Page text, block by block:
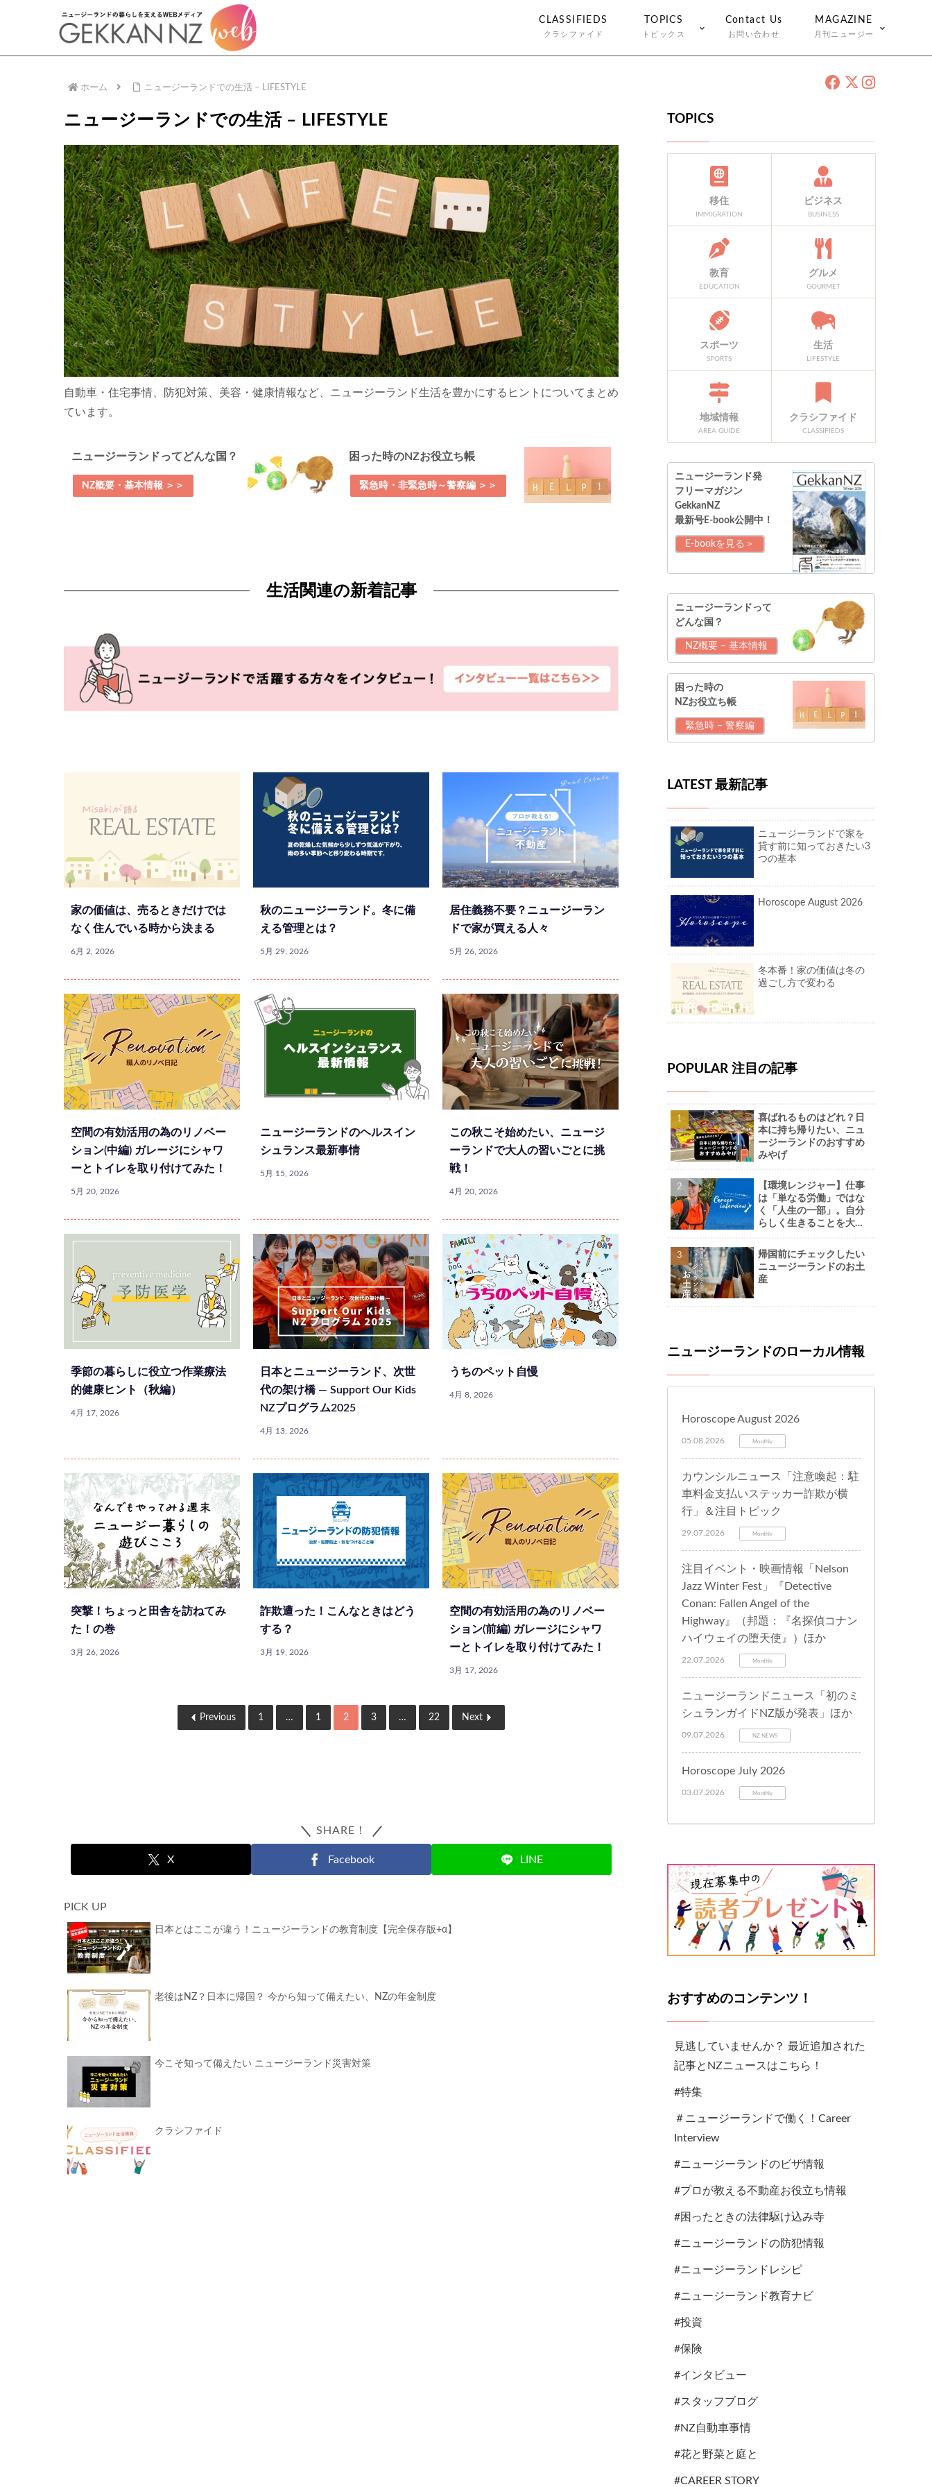
CLASSIFIEDS
クラシファイド
TOPICS
トピックス
Contact Us
お問い合わせ
MAGAZINE
月刊ニュージー
ホーム ニュージーランドでの生活 – LIFESTYLE
ニュージーランドでの生活 – LIFESTYLE
自動車・住宅事情、防犯対策、美容・健康情報など、ニュージーランド生活を豊かにするヒントについてまとめ
ています。
ニュージーランドってどんな国？
NZ概要・基本情報 ＞＞
困った時のNZお役立ち帳
緊急時・非緊急時～警察編 ＞＞
生活関連の新着記事
家の価値は、売るときだけでは
なく住んでいる時から決まる
6月 2, 2026
秋のニュージーランド。冬に備
える管理とは？
5月 29, 2026
居住義務不要？ニュージーラン
ドで家が買える人々
5月 26, 2026
空間の有効活用の為のリノベー
ション(中編) ガレージにシャワ
ーとトイレを取り付けてみた！
5月 20, 2026
ニュージーランドのヘルスイン
シュランス最新事情
5月 15, 2026
この秋こそ始めたい、ニュージ
ーランドで大人の習いごとに挑
戦！
4月 20, 2026
季節の暮らしに役立つ作業療法
的健康ヒント（秋編）
4月 17, 2026
日本とニュージーランド、次世
代の架け橋 — Support Our Kids
NZプログラム2025
4月 13, 2026
うちのペット自慢
4月 8, 2026
突撃！ちょっと田舎を訪ねてみ
た！の巻
3月 26, 2026
詐欺遭った！こんなときはどう
する？
3月 19, 2026
空間の有効活用の為のリノベー
ション(前編) ガレージにシャワ
ーとトイレを取り付けてみた！
3月 17, 2026
Previous 1 … 1 2 3 … 22 Next
SHARE！
X Facebook LINE
PICK UP
日本とはここが違う！ニュージーランドの教育制度【完全保存版+α】
老後はNZ？日本に帰国？ 今から知って備えたい、NZの年金制度
今こそ知って備えたい ニュージーランド災害対策
クラシファイド
TOPICS
移住
IMMIGRATION
ビジネス
BUSINESS
教育
EDUCATION
グルメ
GOURMET
スポーツ
SPORTS
生活
LIFESTYLE
地域情報
AREA GUIDE
クラシファイド
CLASSIFIEDS
ニュージーランド発
フリーマガジン
GekkanNZ
最新号E-book公開中！
E-bookを見る＞
ニュージーランドって
どんな国？
NZ概要 – 基本情報
困った時の
NZお役立ち帳
緊急時 – 警察編
LATEST 最新記事
ニュージーランドで家を
貸す前に知っておきたい3
つの基本
Horoscope August 2026
冬本番！家の価値は冬の
過ごし方で変わる
POPULAR 注目の記事
喜ばれるものはどれ？日
本に持ち帰りたい、ニュ
ージーランドのおすすめ
みやげ
【環境レンジャー】仕事
は「単なる労働」ではな
く「人生の一部」。自分
らしく生きることを大切
帰国前にチェックしたい
ニュージーランドのお土
産
ニュージーランドのローカル情報
Horoscope August 2026
05.08.2026 Monthly
カウンシルニュース「注意喚起：駐
車料金支払いステッカー詐欺が横
行」＆注目トピック
29.07.2026 Monthly
注目イベント・映画情報「Nelson
Jazz Winter Fest」『Detective
Conan: Fallen Angel of the
Highway』（邦題：『名探偵コナン
ハイウェイの堕天使』）ほか
22.07.2026 Monthly
ニュージーランドニュース「初のミ
シュランガイドNZ版が発表」ほか
09.07.2026 NZ NEWS
Horoscope July 2026
03.07.2026 Monthly
おすすめのコンテンツ！
見逃していませんか？ 最近追加された
記事とNZニュースはこちら！
#特集
＃ニュージーランドで働く！Career
Interview
#ニュージーランドのビザ情報
#プロが教える不動産お役立ち情報
#困ったときの法律駆け込み寺
#ニュージーランドの防犯情報
#ニュージーランドレシピ
#ニュージーランド教育ナビ
#投資
#保険
#インタビュー
#スタッフブログ
#NZ自動車事情
#花と野菜と庭と
#CAREER STORY